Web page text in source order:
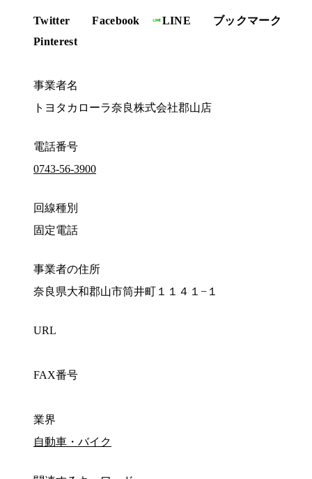
Twitter Facebook LINE
ブックマーク
Pinterest
事業者名
トヨタカローラ奈良株式会社郡山店
電話番号
0743-56-3900
回線種別
固定電話
事業者の住所
奈良県大和郡山市筒井町１１４１−１
URL
FAX番号
業界
自動車・バイク